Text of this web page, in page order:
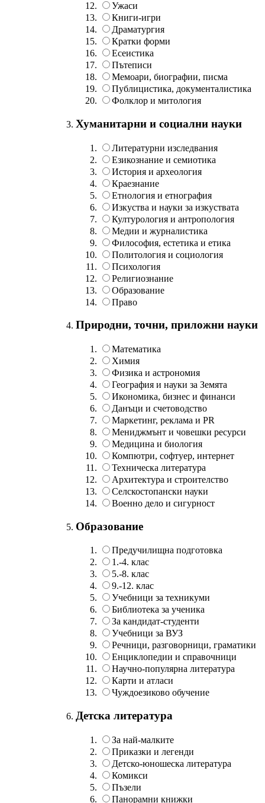
Ужаси
Книги-игри
Драматургия
Кратки форми
Есеистика
Пътеписи
Мемоари, биографии, писма
Публицистика, документалистика
Фолклор и митология
Хуманитарни и социални науки
Литературни изследвания
Езикознание и семиотика
История и археология
Краезнание
Етнология и етнография
Изкуства и науки за изкуствата
Културология и антропология
Медии и журналистика
Философия, естетика и етика
Политология и социология
Психология
Религиознание
Образование
Право
Природни, точни, приложни науки
Математика
Химия
Физика и астрономия
География и науки за Земята
Икономика, бизнес и финанси
Данъци и счетоводство
Маркетинг, реклама и PR
Мениджмънт и човешки ресурси
Медицина и биология
Компютри, софтуер, интернет
Техническа литература
Архитектура и строителство
Селскостопански науки
Военно дело и сигурност
Образование
Предучилищна подготовка
1.-4. клас
5.-8. клас
9.-12. клас
Учебници за техникуми
Библиотека за ученика
За кандидат-студенти
Учебници за ВУЗ
Речници, разговорници, граматики
Енциклопедии и справочници
Научно-популярна литература
Карти и атласи
Чуждоезиково обучение
Детска литература
За най-малките
Приказки и легенди
Детско-юношеска литература
Комикси
Пъзели
Панорамни книжки